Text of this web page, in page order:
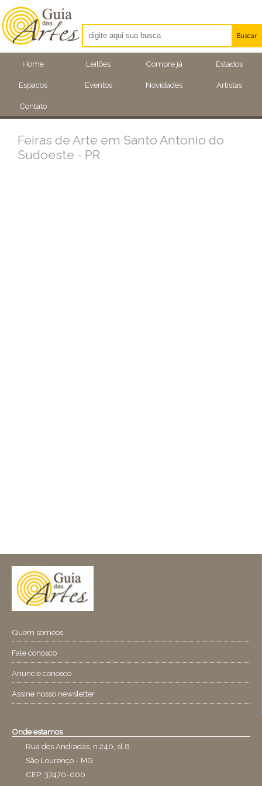
Home Leilões Compre já Estados
Espacos Eventos Novidades Artistas
Contato
Buscar
Artistas
Eventos
Feiras de Arte em Santo Antonio do
Sudoeste - PR
Quem someos
Fale conosco
Anuncie conosco
Assine nosso newsletter
Onde estamos
Rua dos Andradas, n.240, sl.8
São Lourenço - MG
CEP: 37470-000